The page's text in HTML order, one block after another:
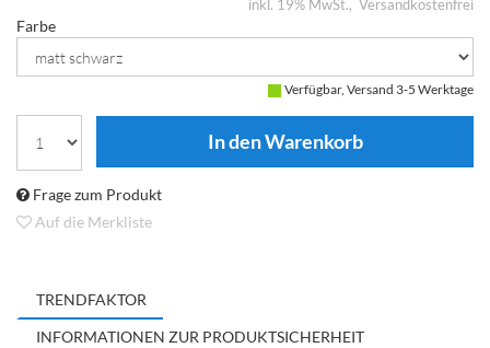
inkl. 19% MwSt. Versandkostenfrei
Farbe
Verfügbar, Versand 3-5 Werktage
Frage zum Produkt
Auf die Merkliste
TRENDFAKTOR
INFORMATIONEN ZUR PRODUKTSICHERHEIT